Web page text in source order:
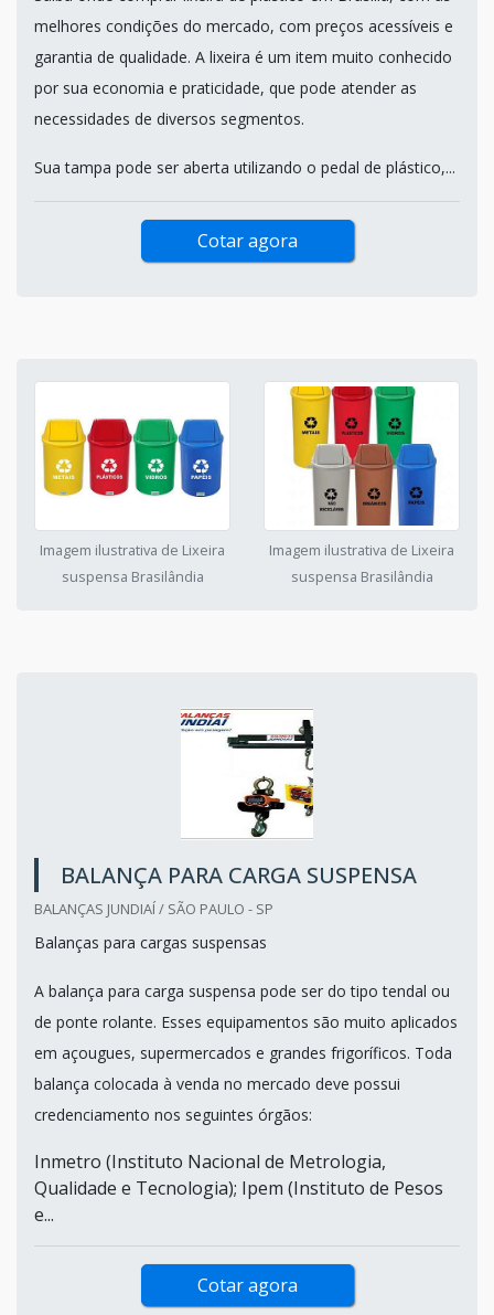
melhores condições do mercado, com preços acessíveis e
garantia de qualidade. A lixeira é um item muito conhecido
por sua economia e praticidade, que pode atender as
necessidades de diversos segmentos.
Sua tampa pode ser aberta utilizando o pedal de plástico,...
Cotar agora
Imagem ilustrativa de Lixeira
suspensa Brasilândia
Imagem ilustrativa de Lixeira
suspensa Brasilândia
BALANÇA PARA CARGA SUSPENSA
BALANÇAS JUNDIAÍ / SÃO PAULO - SP
Balanças para cargas suspensas
A balança para carga suspensa pode ser do tipo tendal ou
de ponte rolante. Esses equipamentos são muito aplicados
em açougues, supermercados e grandes frigoríficos. Toda
balança colocada à venda no mercado deve possui
credenciamento nos seguintes órgãos:
Inmetro (Instituto Nacional de Metrologia,
Qualidade e Tecnologia); Ipem (Instituto de Pesos
e...
Cotar agora